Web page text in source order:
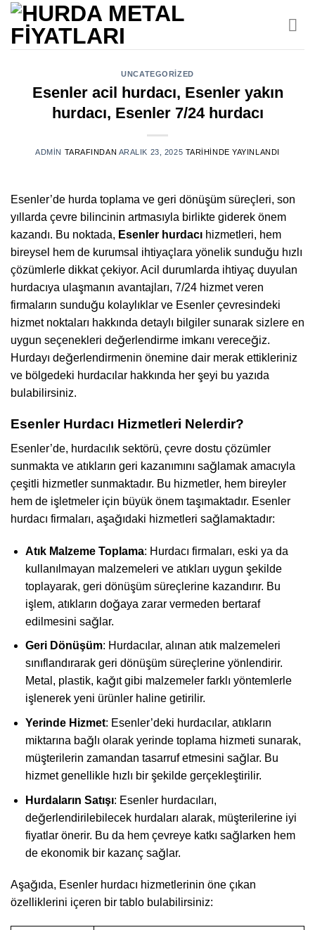
İçeriğe
atla
UNCATEGORIZED
Esenler acil hurdacı, Esenler yakın
hurdacı, Esenler 7/24 hurdacı
ADMIN TARAFINDAN ARALIK 23, 2025 TARIHINDE YAYINLANDI
Esenler’de hurda toplama ve geri dönüşüm süreçleri, son
yıllarda çevre bilincinin artmasıyla birlikte giderek önem
kazandı. Bu noktada, Esenler hurdacı hizmetleri, hem
bireysel hem de kurumsal ihtiyaçlara yönelik sunduğu hızlı
çözümlerle dikkat çekiyor. Acil durumlarda ihtiyaç duyulan
hurdacıya ulaşmanın avantajları, 7/24 hizmet veren
firmaların sunduğu kolaylıklar ve Esenler çevresindeki
hizmet noktaları hakkında detaylı bilgiler sunarak sizlere en
uygun seçenekleri değerlendirme imkanı vereceğiz.
Hurdayı değerlendirmenin önemine dair merak ettikleriniz
ve bölgedeki hurdacılar hakkında her şeyi bu yazıda
bulabilirsiniz.
Esenler Hurdacı Hizmetleri Nelerdir?
Esenler’de, hurdacılık sektörü, çevre dostu çözümler
sunmakta ve atıkların geri kazanımını sağlamak amacıyla
çeşitli hizmetler sunmaktadır. Bu hizmetler, hem bireyler
hem de işletmeler için büyük önem taşımaktadır. Esenler
hurdacı firmaları, aşağıdaki hizmetleri sağlamaktadır:
Atık Malzeme Toplama: Hurdacı firmaları, eski ya da
kullanılmayan malzemeleri ve atıkları uygun şekilde
toplayarak, geri dönüşüm süreçlerine kazandırır. Bu
işlem, atıkların doğaya zarar vermeden bertaraf
edilmesini sağlar.
Geri Dönüşüm: Hurdacılar, alınan atık malzemeleri
sınıflandırarak geri dönüşüm süreçlerine yönlendirir.
Metal, plastik, kağıt gibi malzemeler farklı yöntemlerle
işlenerek yeni ürünler haline getirilir.
Yerinde Hizmet: Esenler’deki hurdacılar, atıkların
miktarına bağlı olarak yerinde toplama hizmeti sunarak,
müşterilerin zamandan tasarruf etmesini sağlar. Bu
hizmet genellikle hızlı bir şekilde gerçekleştirilir.
Hurdaların Satışı: Esenler hurdacıları,
değerlendirilebilecek hurdaları alarak, müşterilerine iyi
fiyatlar önerir. Bu da hem çevreye katkı sağlarken hem
de ekonomik bir kazanç sağlar.
Aşağıda, Esenler hurdacı hizmetlerinin öne çıkan
özelliklerini içeren bir tablo bulabilirsiniz: